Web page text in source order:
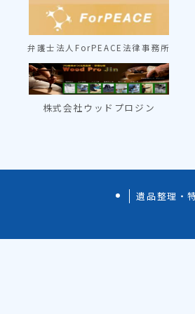
弁護士法人ForPEACE法律事務所
株式会社ウッドプロジン
遺品整理・